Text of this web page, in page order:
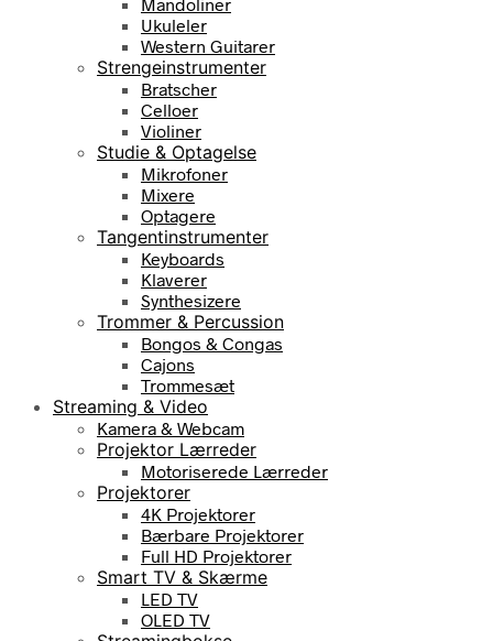
Ukuleler
Western Guitarer
Strengeinstrumenter
Bratscher
Celloer
Violiner
Studie & Optagelse
Mikrofoner
Mixere
Optagere
Tangentinstrumenter
Keyboards
Klaverer
Synthesizere
Trommer & Percussion
Bongos & Congas
Cajons
Trommesæt
Streaming & Video
Kamera & Webcam
Projektor Lærreder
Motoriserede Lærreder
Projektorer
4K Projektorer
Bærbare Projektorer
Full HD Projektorer
Smart TV & Skærme
LED TV
OLED TV